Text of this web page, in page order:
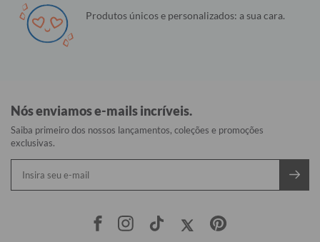
Produtos únicos e personalizados: a sua cara.
Nós enviamos e-mails incríveis.
Saiba primeiro dos nossos lançamentos, coleções e promoções
exclusivas.